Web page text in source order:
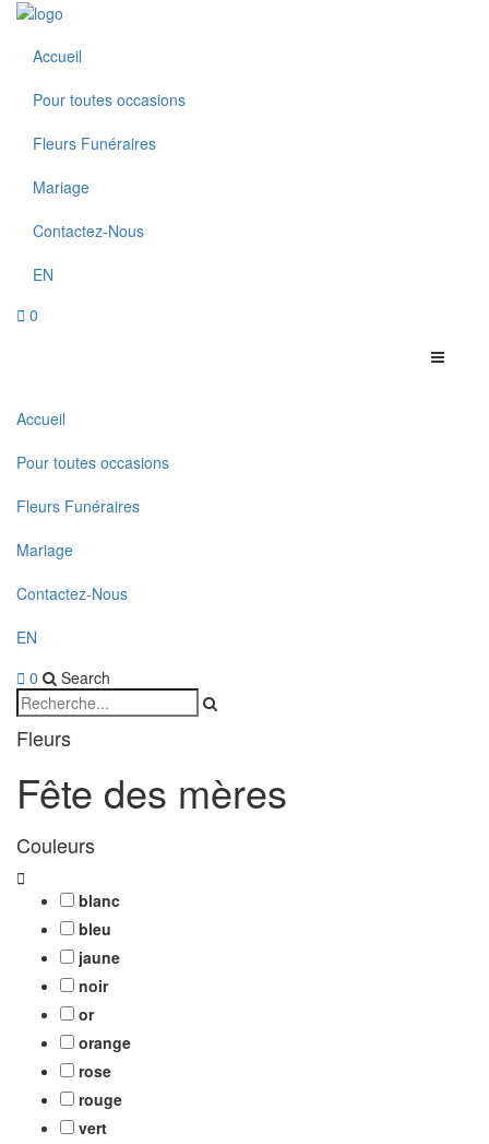
Accueil
Pour toutes occasions
Fleurs Funéraires
Mariage
Contactez-Nous
EN
0
Accueil
Pour toutes occasions
Fleurs Funéraires
Mariage
Contactez-Nous
EN
0
Search
Fleurs
Fête des mères
Couleurs
blanc
bleu
jaune
noir
or
orange
rose
rouge
vert